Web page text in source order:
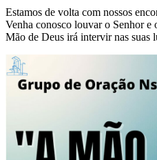
Estamos de volta com nossos
Venha conosco louvar o Senhor e
Mão de Deus irá intervir nas suas